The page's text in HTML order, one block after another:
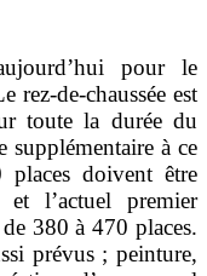
pour le
rez-de-chaussée est
toute la durée du
supplémentaire à ce
doivent être
et l’actuel premier
380 à 470 places.
prévus ; peinture,